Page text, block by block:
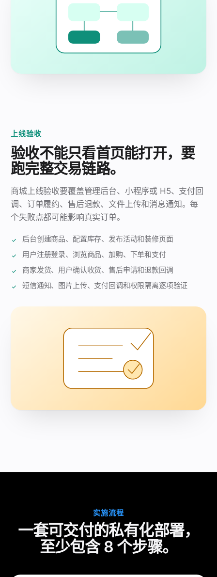
上线验收
验收不能只看首页能打开，要
跑完整交易链路。
商城上线验收要覆盖管理后台、小程序或 H5、支付回
调、订单履约、售后退款、文件上传和消息通知。每
个失败点都可能影响真实订单。
后台创建商品、配置库存、发布活动和装修页面
用户注册登录、浏览商品、加购、下单和支付
商家发货、用户确认收货、售后申请和退款回调
短信通知、图片上传、支付回调和权限隔离逐项验证
实施流程
一套可交付的私有化部署，
至少包含 8 个步骤。